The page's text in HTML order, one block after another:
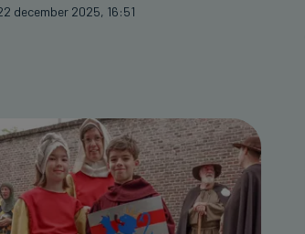
december 2025, 16:51